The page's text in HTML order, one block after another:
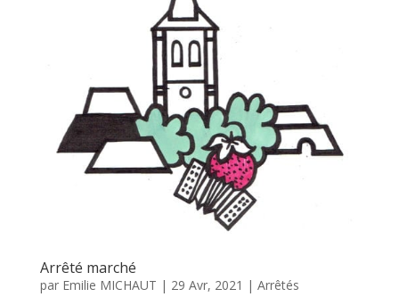
Arrêté marché
par Emilie MICHAUT | 29 Avr, 2021 | Arrêtés